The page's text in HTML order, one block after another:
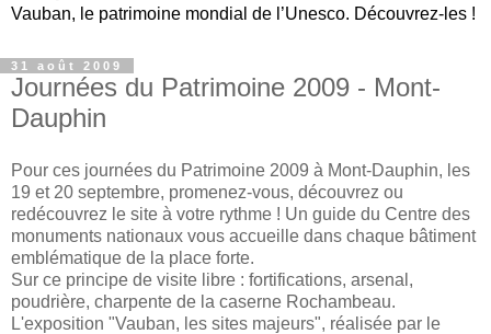
Vauban, le patrimoine mondial de l’Unesco. Découvrez-les !
31 août 2009
Journées du Patrimoine 2009 - Mont-
Dauphin
Pour ces journées du Patrimoine 2009 à Mont-Dauphin, les
19 et 20 septembre, promenez-vous, découvrez ou
redécouvrez le site à votre rythme ! Un guide du Centre des
monuments nationaux vous accueille dans chaque bâtiment
emblématique de la place forte.
Sur ce principe de visite libre : fortifications, arsenal,
poudrière, charpente de la caserne Rochambeau.
L'exposition "Vauban, les sites majeurs", réalisée par le